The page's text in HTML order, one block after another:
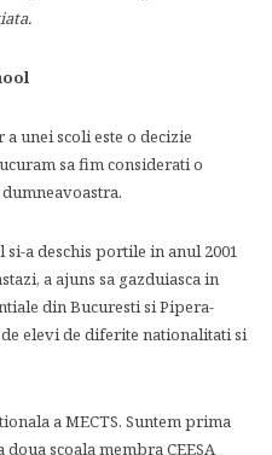
unei scoli este o decizie
sa fim considerati o
a deschis portile in anul 2001
a ajuns sa gazduiasca in
din Bucuresti si Pipera-
elevi de diferite nationalitati si
a MECTS. Suntem prima
doua scoala membra CEESA